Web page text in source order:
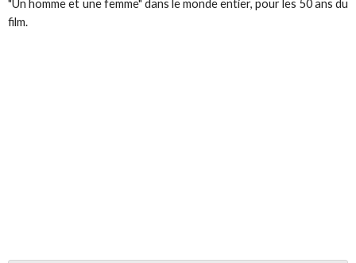
"Un homme et une femme" dans le monde entier, pour les 50 ans du
film.